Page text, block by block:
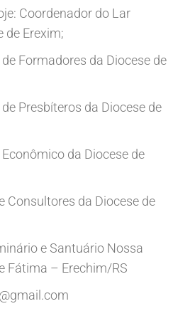
Coordenador do Lar
de Erexim;
Formadores da Diocese de
Presbíteros da Diocese de
da Diocese de
Consultores da Diocese de
e Santuário Nossa
Fátima – Erechim/RS